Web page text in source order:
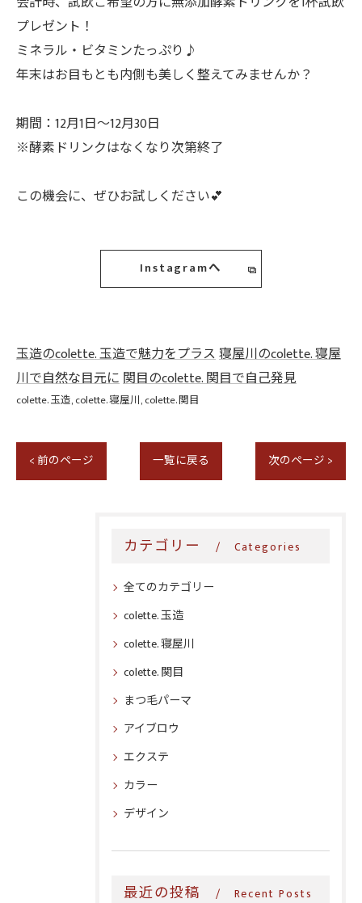
プレゼント！
ミネラル・ビタミンたっぷり♪
年末はお目もとも内側も美しく整えてみませんか？
期間：12月1日～12月30日
※酵素ドリンクはなくなり次第終了
この機会に、ぜひお試しください💕
Instagramへ
玉造のcolette. 玉造で魅力をプラス寝屋川のcolette. 寝屋
川で自然な目元に関目のcolette. 関目で自己発見
colette. 玉造 colette. 寝屋川 colette. 関目
< 前のページ 一覧に戻る 次のページ >
カテゴリー Categories
全てのカテゴリー
colette. 玉造
colette. 寝屋川
colette. 関目
まつ毛パーマ
アイブロウ
エクステ
カラー
デザイン
最近の投稿 Recent Posts